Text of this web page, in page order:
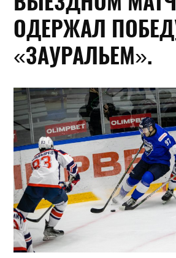
ОДЕРЖАЛ
«ЗАУРАЛЬЕМ».